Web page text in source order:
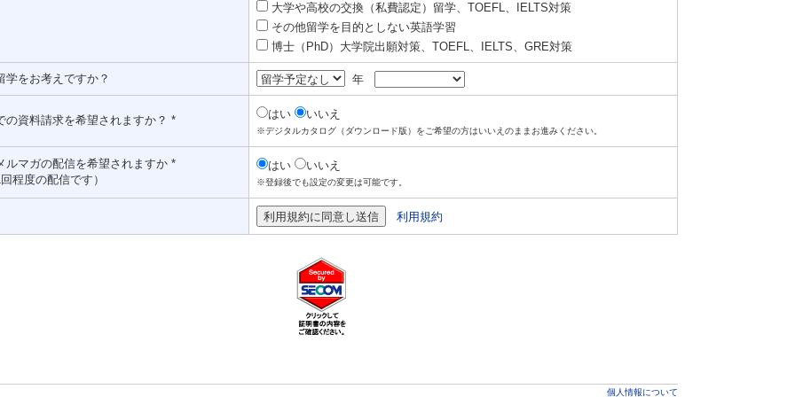
大学や高校の交換（私費認定）留学、TOEFL、IELTS対策
その他留学を目的としない英語学習
博士（PhD）大学院出願対策、TOEFL、IELTS、GRE対策
学をお考えですか？ 年
の資料請求を希望されますか？ * はい いいえ
※デジタルカタログ（ダウンロード版）をご希望の方はいいえのままお進みください。
ルマガの配信を希望されますか *
回程度の配信です）
はい いいえ
※登録後でも設定の変更は可能です。
利用規約
個人情報について